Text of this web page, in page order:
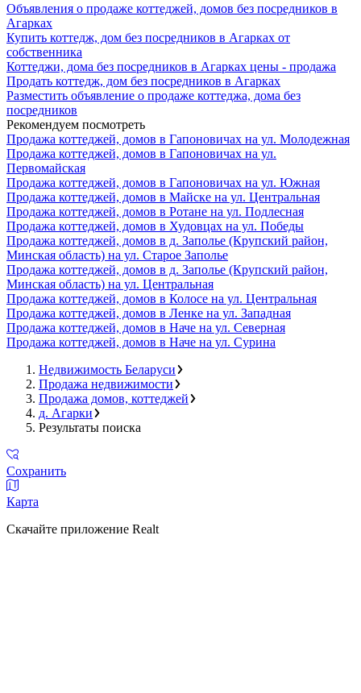
Объявления о продаже коттеджей, домов без посредников в
Агарках
Купить коттедж, дом без посредников в Агарках от
собственника
Коттеджи, дома без посредников в Агарках цены - продажа
Продать коттедж, дом без посредников в Агарках
Разместить объявление о продаже коттеджа, дома без
посредников
Рекомендуем посмотреть
Продажа коттеджей, домов в Гапоновичах на ул. Молодежная
Продажа коттеджей, домов в Гапоновичах на ул.
Первомайская
Продажа коттеджей, домов в Гапоновичах на ул. Южная
Продажа коттеджей, домов в Майске на ул. Центральная
Продажа коттеджей, домов в Ротане на ул. Подлесная
Продажа коттеджей, домов в Худовцах на ул. Победы
Продажа коттеджей, домов в д. Заполье (Крупский район,
Минская область) на ул. Старое Заполье
Продажа коттеджей, домов в д. Заполье (Крупский район,
Минская область) на ул. Центральная
Продажа коттеджей, домов в Колосе на ул. Центральная
Продажа коттеджей, домов в Ленке на ул. Западная
Продажа коттеджей, домов в Наче на ул. Северная
Продажа коттеджей, домов в Наче на ул. Сурина
Недвижимость Беларуси
Продажа недвижимости
Продажа домов, коттеджей
д. Агарки
Результаты поиска
Сохранить
Карта
Скачайте приложение Realt